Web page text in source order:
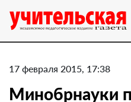
17 февраля 2015, 17:38
Минобрнауки